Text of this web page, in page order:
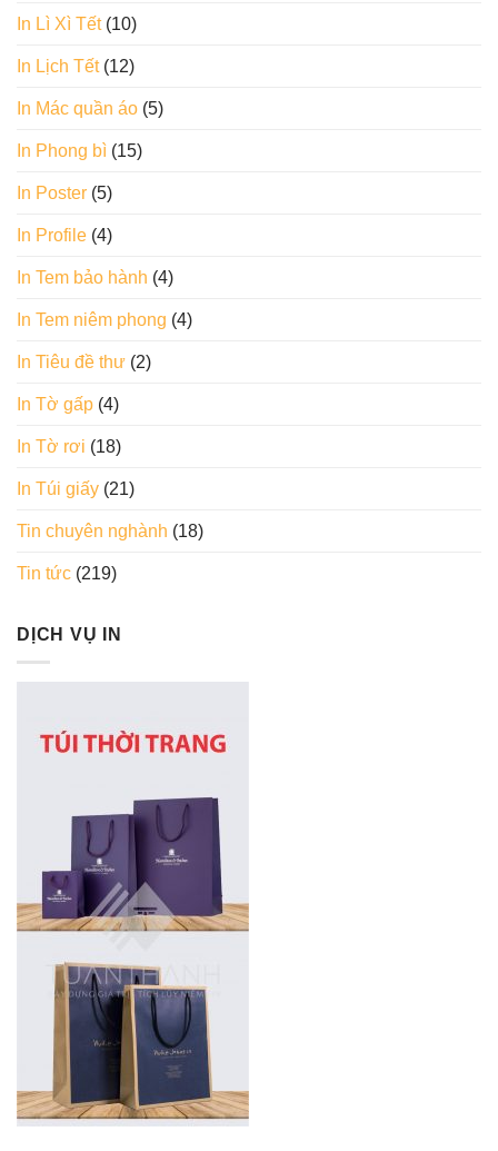
In Lì Xì Tết(10)
In Lịch Tết(12)
In Mác quần áo (5)
In Phong bì (15)
In Poster (5)
In Profile (4)
In Tem bảo hành (4)
In Tem niêm phong (4)
In Tiêu đề thư (2)
In Tờ gấp (4)
In Tờ rơi (18)
In Túi giấy (21)
Tin chuyên nghành (18)
Tin tức (219)
DỊCH VỤ IN